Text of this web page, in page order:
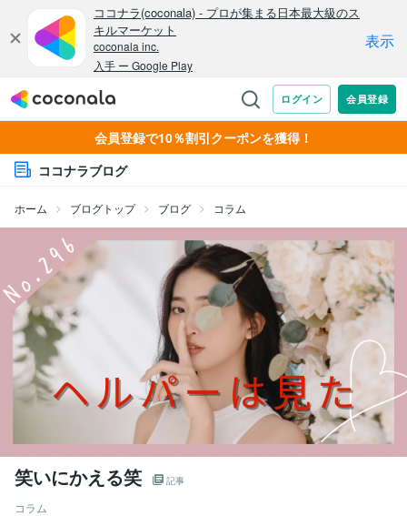
会員登録で10％割引クーポンを獲得！
ココナラブログ
ホーム ブログトップ ブログ コラム
笑いにかえる笑 記事
コラム